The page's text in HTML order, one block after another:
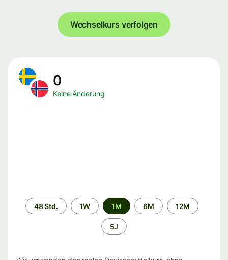
Wechselkurs verfolgen
0
Keine Änderung
Zeitraum
48 Std. 1W 1M 6M 12M
5J